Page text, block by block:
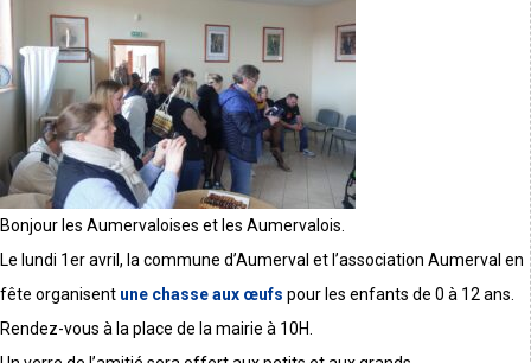
Bonjour les Aumervaloises et les Aumervalois.
Le lundi 1er avril, la commune d’Aumerval et l’association Aumerval en
fête organisent une chasse aux œufs pour les enfants de 0 à 12 ans.
Rendez-vous à la place de la mairie à 10H.